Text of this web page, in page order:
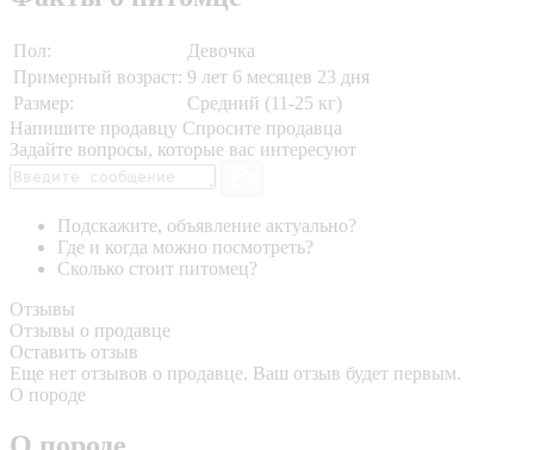
Пол:
Девочка
Примерный возраст: 9 лет 6 месяцев 23 дня
Размер:
Средний (11-25 кг)
Напишите продавцу Спросите продавца
Задайте вопросы, которые вас интересуют
Подскажите, объявление актуально?
Где и когда можно посмотреть?
Сколько стоит питомец?
Отзывы
Отзывы о продавце
Оставить отзыв
Еще нет отзывов о продавце. Ваш отзыв будет первым.
О породе